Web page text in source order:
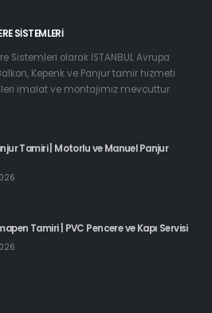
SISTEMLERI
Sistemleri olarak İSTANBUL Avrupa
Kepenk ve Panjur tamir hizmeti
imalat ve montajımız mevcuttur.
Tamiri | Motorlu ve Manuel Panjur
Tamiri | PVC Pencere ve Kapı Servisi